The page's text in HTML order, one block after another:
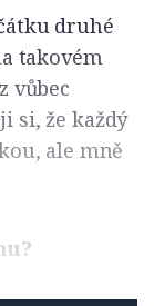
druhé
takovém
vůbec
si, že každý
ale mně